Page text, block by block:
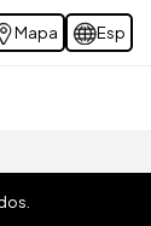
Mapa Esp